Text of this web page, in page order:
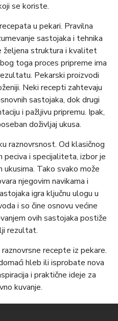
se koriste.
u pekari. Pravilna
sastojaka i tehnika
željena struktura i kvalitet
toga proces pripreme ima
Pekarski proizvodi
Neki recepti zahtevaju
sastojaka, dok drugi
i pažljivu pripremu. Ipak,
doživljaj ukusa.
raznovrsnost. Od klasičnog
peciva i specijaliteta, izbor je
Tako svako može
njegovim navikama i
igra ključnu ulogu u
i so čine osnovu većine
ovih sastojaka postiže
rezultat.
recepte iz pekare.
hleb ili isprobate nova
i praktične ideje za
kuvanje.